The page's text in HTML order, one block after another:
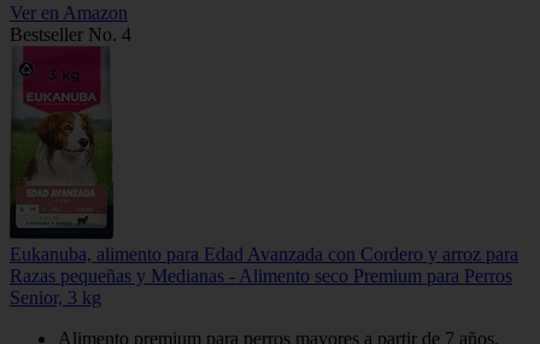
Ver en Amazon
Bestseller No. 4
Eukanuba, alimento para Edad Avanzada con Cordero y arroz para
Razas pequeñas y Medianas - Alimento seco Premium para Perros
Senior, 3 kg
Alimento premium para perros mayores a partir de 7 años,